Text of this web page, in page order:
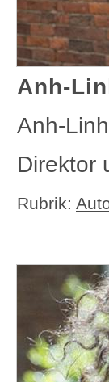
Anh-
Anh-
Direktor
Rubrik: